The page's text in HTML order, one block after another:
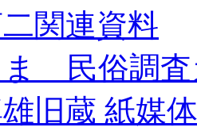
関連資料
ま 民俗調査
旧蔵 紙媒